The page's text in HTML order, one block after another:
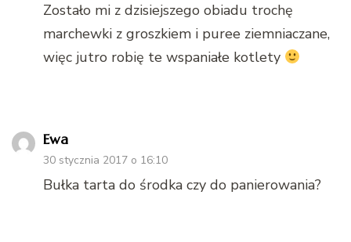
Zostało mi z dzisiejszego obiadu trochę
marchewki z groszkiem i puree ziemniaczane,
więc jutro robię te wspaniałe kotlety
Ewa
30 stycznia 2017 o 16:10
Bułka tarta do środka czy do panierowania?